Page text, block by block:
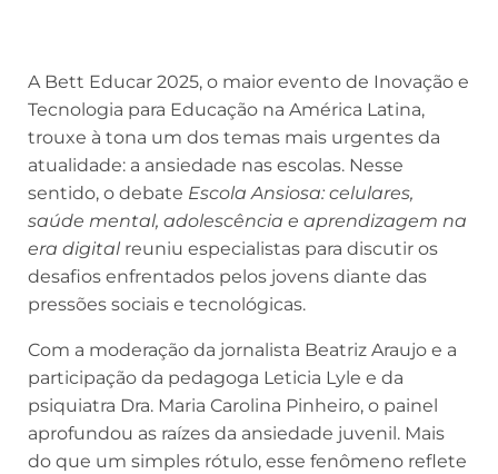
A Bett Educar 2025, o maior evento de Inovação e
Tecnologia para Educação na América Latina,
trouxe à tona um dos temas mais urgentes da
atualidade: a ansiedade nas escolas. Nesse
sentido, o debate Escola Ansiosa: celulares,
saúde mental, adolescência e aprendizagem na
era digitalreuniu especialistas para discutir os
desafios enfrentados pelos jovens diante das
pressões sociais e tecnológicas.
Com a moderação da jornalista Beatriz Araujo e a
participação da pedagoga Leticia Lyle e da
psiquiatra Dra. Maria Carolina Pinheiro, o painel
aprofundou as raízes da ansiedade juvenil. Mais
do que um simples rótulo, esse fenômeno reflete